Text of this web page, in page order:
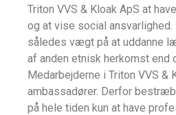
Triton VVS & Kloak ApS at
og at vise social
således vægt på at uddanne
af anden etnisk herkomst end
Medarbejderne i Triton VVS &
ambassadører. Derfor
på hele tiden kun at have